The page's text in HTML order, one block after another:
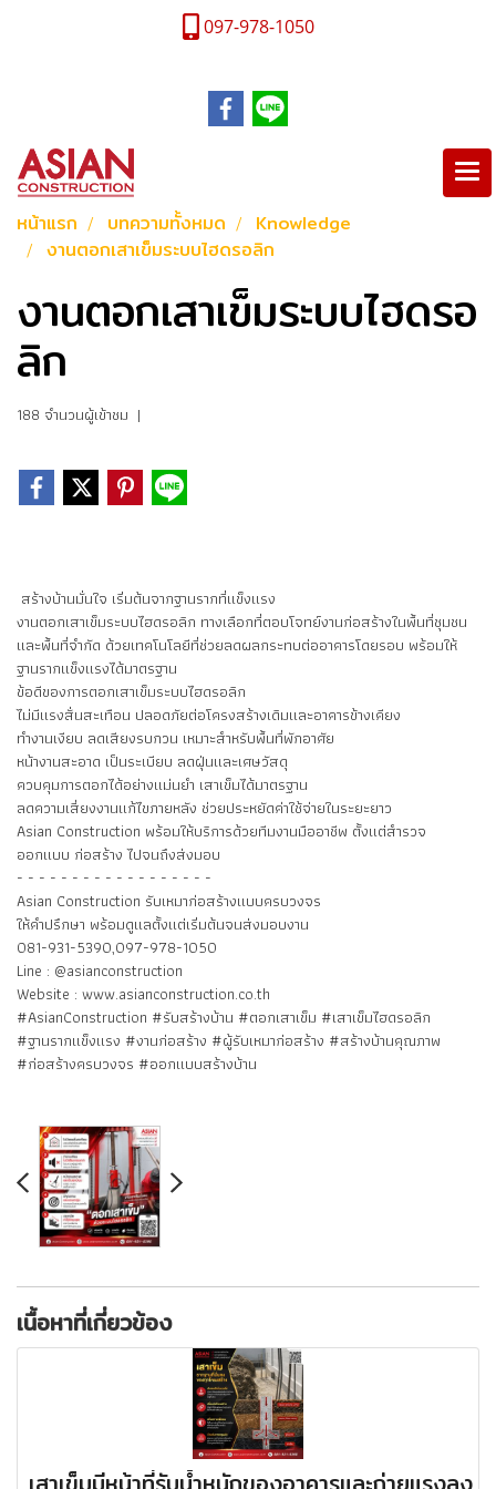
097-978-1050
หน้าแรก บทความทั้งหมด
Knowledge
งานตอกเสาเข็มระบบไฮดรอลิก
งานตอกเสาเข็มระบบไฮดรอ
ลิก
188 จำนวนผู้เข้าชม |
สร้างบ้านมั่นใจ เริ่มต้นจากฐานรากที่แข็งแรง
งานตอกเสาเข็มระบบไฮดรอลิก ทางเลือกที่ตอบโจทย์งานก่อสร้างในพื้นที่ชุมชน
และพื้นที่จำกัด ด้วยเทคโนโลยีที่ช่วยลดผลกระทบต่ออาคารโดยรอบ พร้อมให้
ฐานรากแข็งแรงได้มาตรฐาน
ข้อดีของการตอกเสาเข็มระบบไฮดรอลิก
ไม่มีแรงสั่นสะเทือน ปลอดภัยต่อโครงสร้างเดิมและอาคารข้างเคียง
ทำงานเงียบ ลดเสียงรบกวน เหมาะสำหรับพื้นที่พักอาศัย
หน้างานสะอาด เป็นระเบียบ ลดฝุ่นและเศษวัสดุ
ควบคุมการตอกได้อย่างแม่นยำ เสาเข็มได้มาตรฐาน
ลดความเสี่ยงงานแก้ไขภายหลัง ช่วยประหยัดค่าใช้จ่ายในระยะยาว
Asian Construction พร้อมให้บริการด้วยทีมงานมืออาชีพ ตั้งแต่สำรวจ
ออกแบบ ก่อสร้าง ไปจนถึงส่งมอบ
- - - - - - - - - - - - - - - - - -
Asian Construction รับเหมาก่อสร้างแบบครบวงจร
ให้คำปรึกษา พร้อมดูแลตั้งแต่เริ่มต้นจนส่งมอบงาน
081-931-5390,​097-978-1050
Line : @asianconstruction
Website : www.asianconstruction.co.th
#AsianConstruction #รับสร้างบ้าน #ตอกเสาเข็ม #เสาเข็มไฮดรอลิก
#ฐานรากแข็งแรง #งานก่อสร้าง #ผู้รับเหมาก่อสร้าง #สร้างบ้านคุณภาพ
#ก่อสร้างครบวงจร #ออกแบบสร้างบ้าน
เนื้อหาที่เกี่ยวข้อง